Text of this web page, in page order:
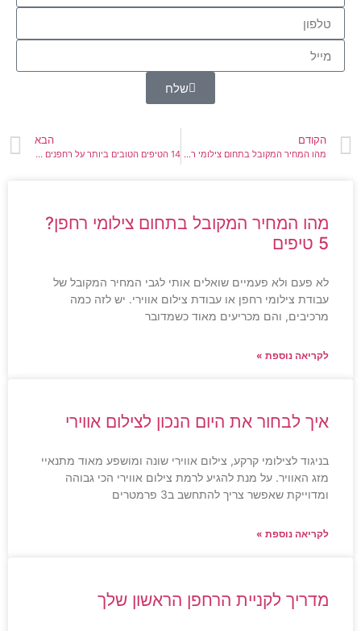
שלח
הקודם
מהו המחיר המקובל בתחום צילומי רחפן? 5 טיפים
הבא
14 הטיפים הטובים ביותר על רחפנים מקצועיים וצילומי רחפן
מהו המחיר המקובל בתחום צילומי רחפן?
5 טיפים
לא פעם ולא פעמיים שואלים אותי לגבי המחיר המקובל של
עבודת צילומי רחפן או עבודת צילום אווירי. יש לזה כמה
מרכיבים, והם מכריעים מאוד כשמדובר
לקריאה נוספת »
איך לבחור את היום הנכון לצילום אווירי
בניגוד לצילומי קרקע, צילום אווירי שונה ומושפע מאוד מתנאיי
מזג האוויר. על מנת להגיע לרמת צילום אווירי הכי גבוהה
ומדוייקת שאפשר צריך להתחשב ב3 פרמטרים
לקריאה נוספת »
מדריך לקניית הרחפן הראשון שלך